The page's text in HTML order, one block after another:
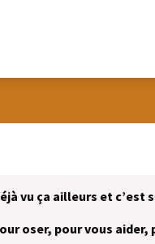
vu ça ailleurs et c’est
dans un nouvel onglet)
oser, pour vous